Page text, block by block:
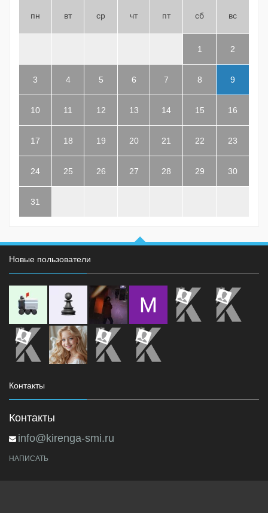
пн вт ср чт пт сб вс
1 2
3 4 5 6 7 8 9
10 11 12 13 14 15 16
17 18 19 20 21 22 23
24 25 26 27 28 29 30
31
Новые пользователи
Контакты
Контакты
info@kirenga-smi.ru
НАПИСАТЬ